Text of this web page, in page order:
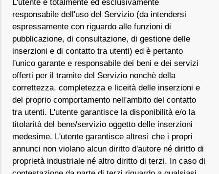
L'utente è totalmente ed esclusivamente
responsabile dell'uso del Servizio (da intendersi
espressamente con riguardo alle funzioni di
pubblicazione, di consultazione, di gestione delle
inserzioni e di contatto tra utenti) ed è pertanto
l'unico garante e responsabile dei beni e dei servizi
offerti per il tramite del Servizio nonchè della
correttezza, completezza e liceità delle inserzioni e
del proprio comportamento nell'ambito del contatto
tra utenti. L'utente garantisce la disponibilità e/o la
titolarità del bene/servizio oggetto delle inserzioni
medesime. L'utente garantisce altresì che i propri
annunci non violano alcun diritto d'autore né diritto di
proprietà industriale né altro diritto di terzi. In caso di